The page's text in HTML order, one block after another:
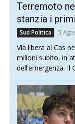
Terremoto
stanzia i
Sud Politica 5
Via libera al Cas
milioni subito, in
dell’emergenza. Il